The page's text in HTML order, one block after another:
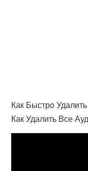
Как Быстро
Как Удалить Все